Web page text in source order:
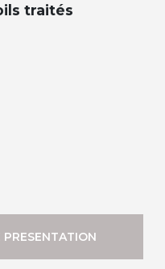
traités
PRESENTATION